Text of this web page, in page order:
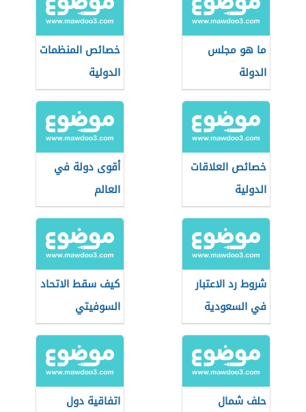
ما هو مجلس
الدولة
خصائص المنظمات
الدولية
خصائص العلاقات
الدولية
أقوى دولة في
العالم
شروط رد الاعتبار
في السعودية
كيف سقط الاتحاد
السوفيتي
حلف شمال
اتفاقية دول